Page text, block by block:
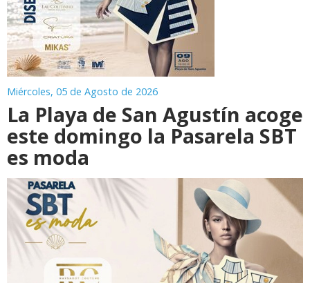
Miércoles, 05 de Agosto de 2026
La Playa de San Agustín acoge
este domingo la Pasarela SBT
es moda